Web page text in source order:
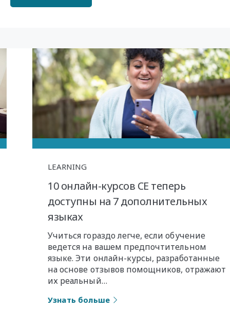
LEARNING
10 онлайн-курсов CE теперь
доступны на 7 дополнительных
языках
Учиться гораздо легче, если обучение
ведется на вашем предпочтительном
языке. Эти онлайн-курсы, разработанные
на основе отзывов помощников, отражают
их реальный…
Узнать больше